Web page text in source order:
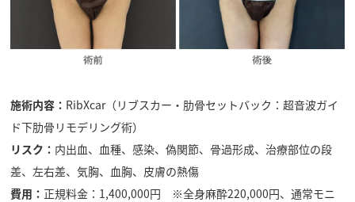
施術内容： RibXcar（リブスカー・肋骨セットバック：超音波ガイ
ド下肋骨リモデリング術）
リスク： 内出血、血種、感染、偽関節、骨過形成、治療部位の段
差、左右差、気胸、血胸、皮膚の熱傷
費用： 正規料金：1,400,000円 ※全身麻酔220,000円、通常モニ